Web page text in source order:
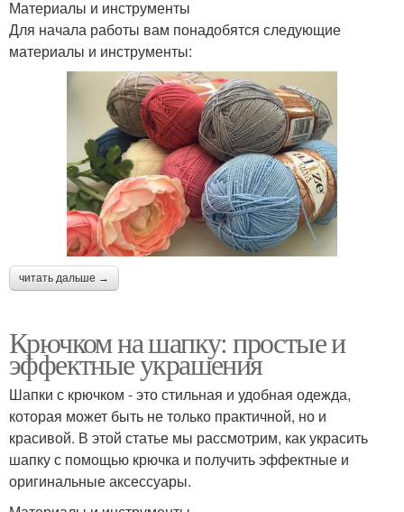
Материалы и инструменты
Для начала работы вам понадобятся следующие
материалы и инструменты:
читать дальше →
Крючком на шапку: простые и
эффектные украшения
Шапки с крючком - это стильная и удобная одежда,
которая может быть не только практичной, но и
красивой. В этой статье мы рассмотрим, как украсить
шапку с помощью крючка и получить эффектные и
оригинальные аксессуары.